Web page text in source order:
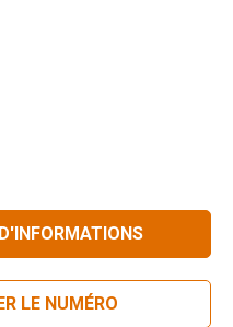
LE NUMÉRO